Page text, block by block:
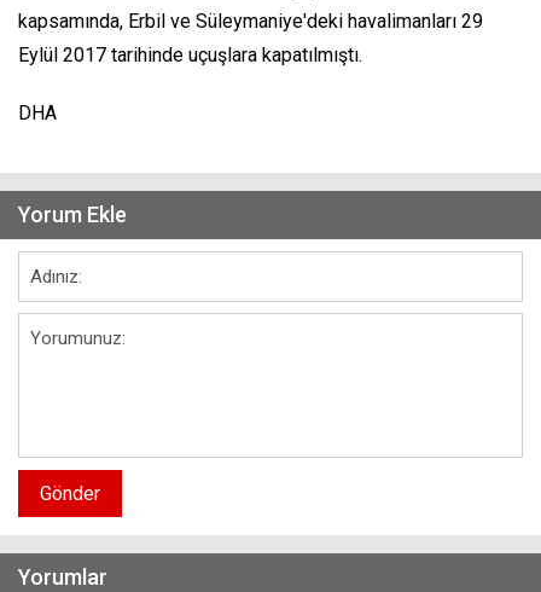
kapsamında, Erbil ve Süleymaniye'deki havalimanları 29
Eylül 2017 tarihinde uçuşlara kapatılmıştı.
DHA
Yorum Ekle
Gönder
Yorumlar